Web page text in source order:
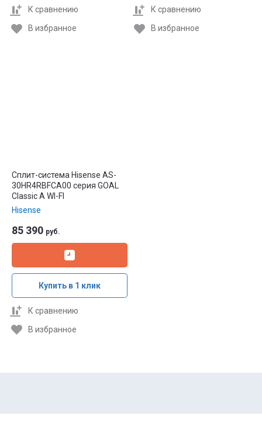
К сравнению
В избранное
К сравнению
В избранное
Сплит-система Hisense AS-
30HR4RBFCA00 серия GOAL
Classic A WI-FI
Hisense
85 390 руб.
Купить в 1 клик
К сравнению
В избранное